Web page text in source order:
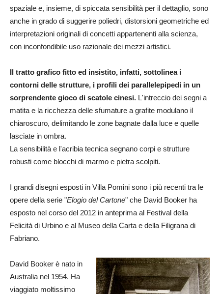
spaziale e, insieme, di spiccata sensibilità per il dettaglio, sono
anche in grado di suggerire poliedri, distorsioni geometriche ed
interpretazioni originali di concetti appartenenti alla scienza,
con inconfondibile uso razionale dei mezzi artistici.
Il tratto grafico fitto ed insistito, infatti, sottolinea i
contorni delle strutture, i profili dei parallelepipedi in un
sorprendente gioco di scatole cinesi. L'intreccio dei segni a
matita e la ricchezza delle sfumature a grafite modulano il
chiaroscuro, delimitando le zone bagnate dalla luce e quelle
lasciate in ombra.
La sensibilità e l'acribia tecnica segnano corpi e strutture
robusti come blocchi di marmo e pietra scolpiti.
I grandi disegni esposti in Villa Pomini sono i più recenti tra le
opere della serie "Elogio del Cartone" che David Booker ha
esposto nel corso del 2012 in anteprima al Festival della
Felicità di Urbino e al Museo della Carta e della Filigrana di
Fabriano.
David Booker è nato in
Australia nel 1954. Ha
viaggiato moltissimo